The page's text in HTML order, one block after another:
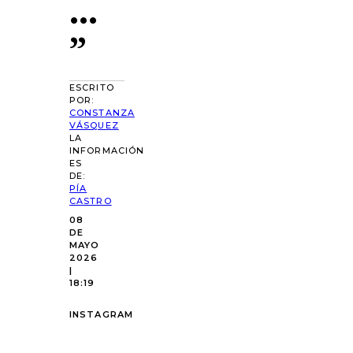
”
ESCRITO
POR:
CONSTANZA
VÁSQUEZ
LA
INFORMACIÓN
ES
DE:
PÍA
CASTRO
08
DE
MAYO
2026
|
18:19
INSTAGRAM